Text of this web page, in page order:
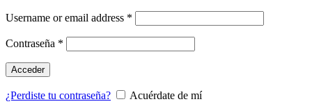
Username or email address *
Contraseña *
Acceder
¿Perdiste tu contraseña?
Acuérdate de mí